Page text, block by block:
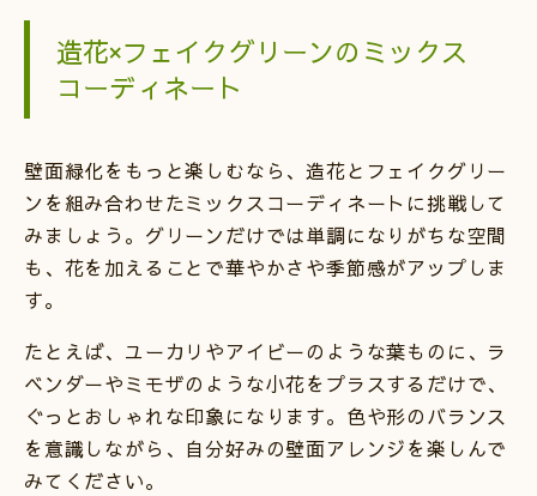
造花×フェイクグリーンのミックス
コーディネート
壁面緑化をもっと楽しむなら、造花とフェイクグリー
ンを組み合わせたミックスコーディネートに挑戦して
みましょう。グリーンだけでは単調になりがちな空間
も、花を加えることで華やかさや季節感がアップしま
す。
たとえば、ユーカリやアイビーのような葉ものに、ラ
ベンダーやミモザのような小花をプラスするだけで、
ぐっとおしゃれな印象になります。色や形のバランス
を意識しながら、自分好みの壁面アレンジを楽しんで
みてください。